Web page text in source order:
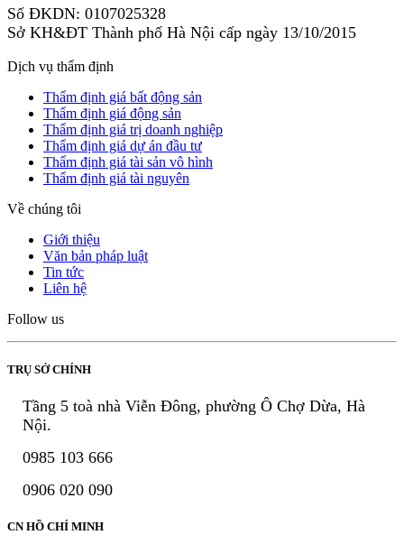
Số ĐKDN: 0107025328
Sở KH&ĐT Thành phố Hà Nội cấp ngày 13/10/2015
Dịch vụ thẩm định
Thẩm định giá bất động sản
Thẩm định giá động sản
Thẩm định giá trị doanh nghiệp
Thẩm định giá dự án đầu tư
Thẩm định giá tài sản vô hình
Thẩm định giá tài nguyên
Về chúng tôi
Giới thiệu
Văn bản pháp luật
Tin tức
Liên hệ
Follow us
TRỤ SỞ CHÍNH
Tầng 5 toà nhà Viễn Đông, phường Ô Chợ Dừa, Hà
Nội.
0985 103 666
0906 020 090
CN HỒ CHÍ MINH